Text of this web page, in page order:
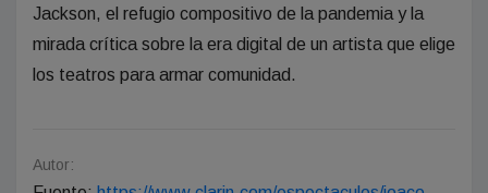
Jackson, el refugio compositivo de la pandemia y la
mirada crítica sobre la era digital de un artista que elige
los teatros para armar comunidad.
Autor: